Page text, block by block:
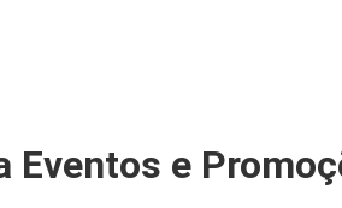
Eventos e